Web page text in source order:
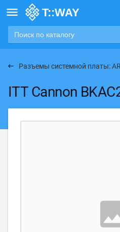

Разъемы системной платы:
ITT Cannon